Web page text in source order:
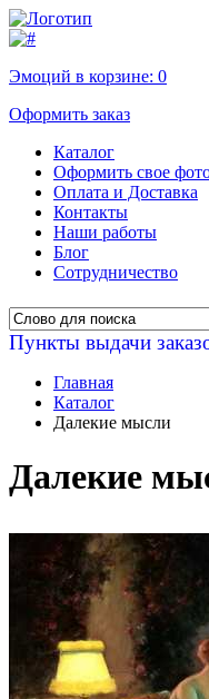
Эмоций в корзине: 0
Оформить заказ
Каталог
Оформить свое
Оплата и Доставка
Контакты
Наши работы
Блог
Сотрудничество
Пункты выдачи
Главная
Каталог
Далекие мысли
Далекие